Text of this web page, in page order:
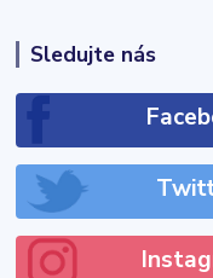
Sledujte nás